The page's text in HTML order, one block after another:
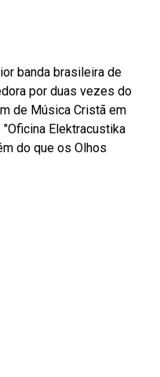
banda brasileira de
por duas vezes do
de Música Cristã em
Elektracustika
do que os Olhos